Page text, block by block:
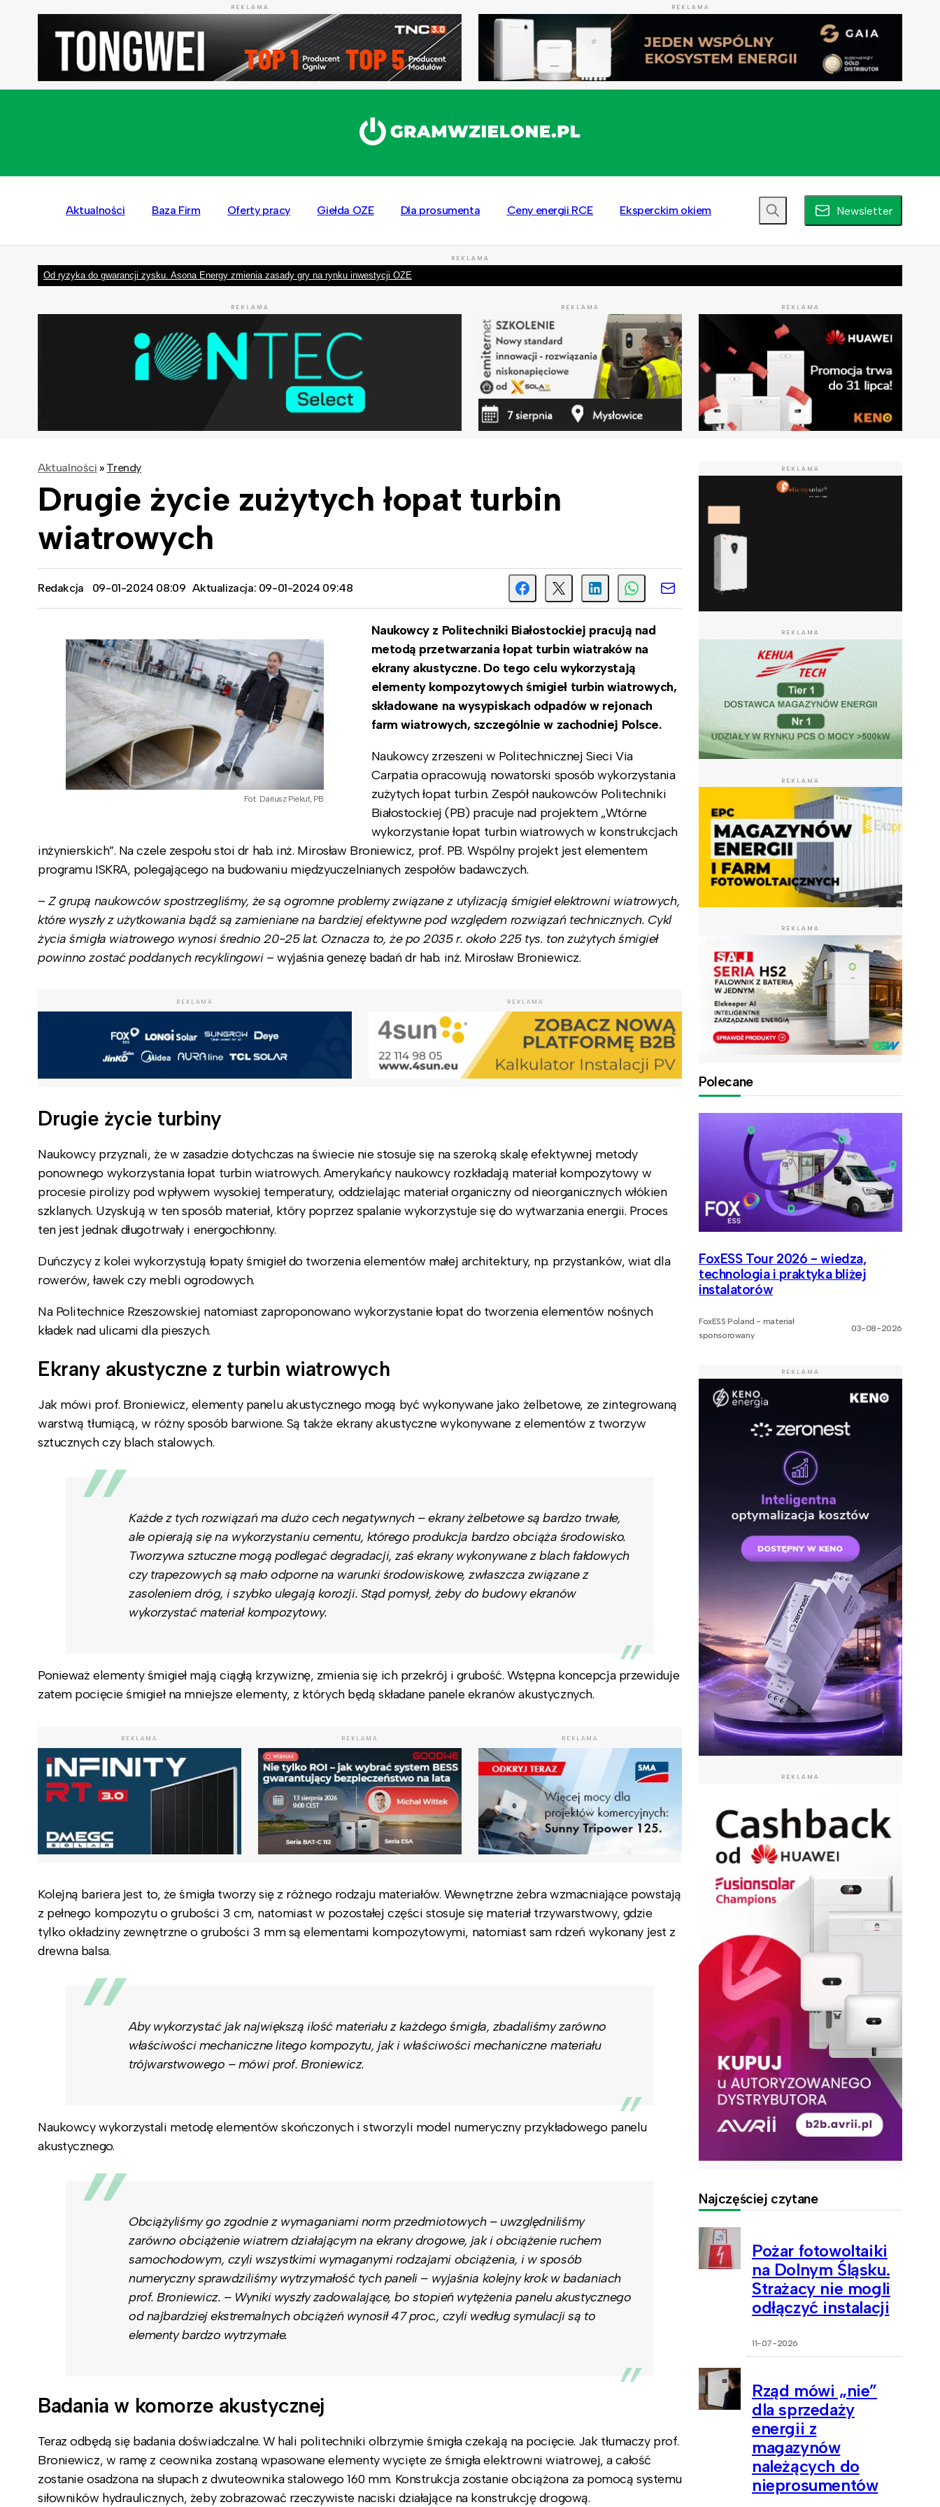
REKLAMA REKLAMA
Aktualności Baza Firm Oferty pracy Giełda OZE Dla prosumenta Ceny energii RCE Eksperckim okiem Newsletter
REKLAMA
Od ryzyka do gwarancji zysku. Asona Energy zmienia zasady gry na rynku inwestycji OZE
REKLAMA REKLAMA REKLAMA
Aktualności » Trendy
Drugie życie zużytych łopat turbin
wiatrowych
Redakcja 09-01-2024 08:09 Aktualizacja: 09-01-2024 09:48
Fot. Dariusz Piekut, PB
Naukowcy z Politechniki Białostockiej pracują nad
metodą przetwarzania łopat turbin wiatraków na
ekrany akustyczne. Do tego celu wykorzystają
elementy kompozytowych śmigieł turbin wiatrowych,
składowane na wysypiskach odpadów w rejonach
farm wiatrowych, szczególnie w zachodniej Polsce.
Naukowcy zrzeszeni w Politechnicznej Sieci Via
Carpatia opracowują nowatorski sposób wykorzystania
zużytych łopat turbin. Zespół naukowców Politechniki
Białostockiej (PB) pracuje nad projektem „Wtórne
wykorzystanie łopat turbin wiatrowych w konstrukcjach
inżynierskich”. Na czele zespołu stoi dr hab. inż. Mirosław Broniewicz, prof. PB. Wspólny projekt jest elementem
programu ISKRA, polegającego na budowaniu międzyuczelnianych zespołów badawczych.
–Z grupą naukowców spostrzegliśmy, że są ogromne problemy związane z utylizacją śmigieł elektrowni wiatrowych,
które wyszły z użytkowania bądź są zamieniane na bardziej efektywne pod względem rozwiązań technicznych. Cykl
życia śmigła wiatrowego wynosi średnio 20-25 lat. Oznacza to, że po 2035 r. około 225 tys. ton zużytych śmigieł
powinno zostać poddanych recyklingowi– wyjaśnia genezę badań dr hab. inż. Mirosław Broniewicz.
REKLAMA REKLAMA
Drugie życie turbiny
Naukowcy przyznali, że w zasadzie dotychczas na świecie nie stosuje się na szeroką skalę efektywnej metody
ponownego wykorzystania łopat turbin wiatrowych. Amerykańcy naukowcy rozkładają materiał kompozytowy w
procesie pirolizy pod wpływem wysokiej temperatury, oddzielając materiał organiczny od nieorganicznych włókien
szklanych. Uzyskują w ten sposób materiał, który poprzez spalanie wykorzystuje się do wytwarzania energii. Proces
ten jest jednak długotrwały i energochłonny.
Duńczycy z kolei wykorzystują łopaty śmigieł do tworzenia elementów małej architektury, np. przystanków, wiat dla
rowerów, ławek czy mebli ogrodowych.
Na Politechnice Rzeszowskiej natomiast zaproponowano wykorzystanie łopat do tworzenia elementów nośnych
kładek nad ulicami dla pieszych.
Ekrany akustyczne z turbin wiatrowych
Jak mówi prof. Broniewicz, elementy panelu akustycznego mogą być wykonywane jako żelbetowe, ze zintegrowaną
warstwą tłumiącą, w różny sposób barwione. Są także ekrany akustyczne wykonywane z elementów z tworzyw
sztucznych czy blach stalowych.
Każde z tych rozwiązań ma dużo cech negatywnych – ekrany żelbetowe są bardzo trwałe,
ale opierają się na wykorzystaniu cementu, którego produkcja bardzo obciąża środowisko.
Tworzywa sztuczne mogą podlegać degradacji, zaś ekrany wykonywane z blach fałdowych
czy trapezowych są mało odporne na warunki środowiskowe, zwłaszcza związane z
zasoleniem dróg, i szybko ulegają korozji. Stąd pomysł, żeby do budowy ekranów
wykorzystać materiał kompozytowy.
Ponieważ elementy śmigieł mają ciągłą krzywiznę, zmienia się ich przekrój i grubość. Wstępna koncepcja przewiduje
zatem pocięcie śmigieł na mniejsze elementy, z których będą składane panele ekranów akustycznych.
REKLAMA REKLAMA REKLAMA
Kolejną bariera jest to, że śmigła tworzy się z różnego rodzaju materiałów. Wewnętrzne żebra wzmacniające powstają
z pełnego kompozytu o grubości 3 cm, natomiast w pozostałej części stosuje się materiał trzywarstwowy, gdzie
tylko okładziny zewnętrzne o grubości 3 mm są elementami kompozytowymi, natomiast sam rdzeń wykonany jest z
drewna balsa.
Aby wykorzystać jak największą ilość materiału z każdego śmigła, zbadaliśmy zarówno
właściwości mechaniczne litego kompozytu, jak i właściwości mechaniczne materiału
trójwarstwowego – mówi prof. Broniewicz.
Naukowcy wykorzystali metodę elementów skończonych i stworzyli model numeryczny przykładowego panelu
akustycznego.
Obciążyliśmy go zgodnie z wymaganiami norm przedmiotowych – uwzględniliśmy
zarówno obciążenie wiatrem działającym na ekrany drogowe, jak i obciążenie ruchem
samochodowym, czyli wszystkimi wymaganymi rodzajami obciążenia, i w sposób
numeryczny sprawdziliśmy wytrzymałość tych paneli – wyjaśnia kolejny krok w badaniach
prof. Broniewicz. – Wyniki wyszły zadowalające, bo stopień wytężenia panelu akustycznego
od najbardziej ekstremalnych obciążeń wynosił 47 proc., czyli według symulacji są to
elementy bardzo wytrzymałe.
Badania w komorze akustycznej
Teraz odbędą się badania doświadczalne. W hali politechniki olbrzymie śmigła czekają na pocięcie. Jak tłumaczy prof.
Broniewicz, w ramę z ceownika zostaną wpasowane elementy wycięte ze śmigła elektrowni wiatrowej, a całość
zostanie osadzona na słupach z dwuteownika stalowego 160 mm. Konstrukcja zostanie obciążona za pomocą systemu
siłowników hydraulicznych, żeby zobrazować rzeczywiste naciski działające na konstrukcję drogową.
REKLAMA
REKLAMA
REKLAMA
REKLAMA
Polecane
FoxESS Tour 2026 - wiedza,
technologia i praktyka bliżej
instalatorów
FoxESS Poland - materiał
sponsorowany
03-08-2026
REKLAMA
REKLAMA
Najczęściej czytane
Pożar fotowoltaiki
na Dolnym Śląsku.
Strażacy nie mogli
odłączyć instalacji
11-07-2026
Rząd mówi „nie”
dla sprzedaży
energii z
magazynów
należących do
nieprosumentów